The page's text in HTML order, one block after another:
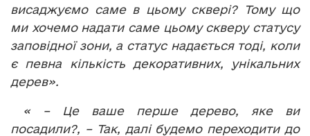
висаджуємо саме в цьому сквері? Тому що
ми хочемо надати саме цьому скверу статусу
заповідної зони, а статус надається тоді, коли
є певна кількість декоративних, унікальних
дерев».
« – Це ваше перше дерево, яке ви
посадили?, – Так, далі будемо переходити до